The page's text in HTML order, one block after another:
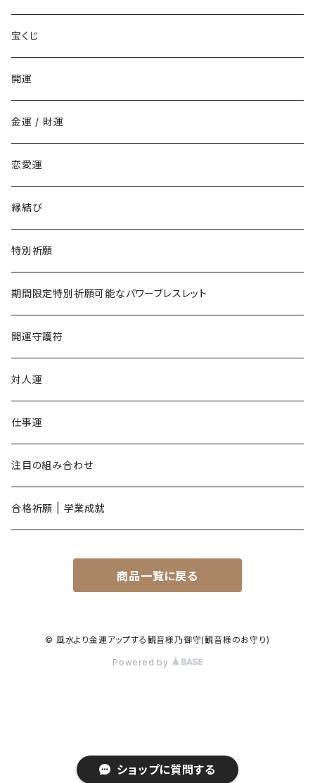
ショップに質問する
職場でいじめられたくない
恋愛でライバルに勝ちたい
子年
丑年
寅年
卯年
辰年
巳年
午年
未年
申年
酉年
戌年
亥年
宝くじ
開運
金運 / 財運
恋愛運
縁結び
特別祈願
期間限定特別祈願可能なパワーブレスレット
開運守護符
対人運
仕事運
注目の組み合わせ
合格祈願 | 学業成就
商品一覧に戻る
© 風水より金運アップする観音様乃御守(観音様のお守り)
Powered by